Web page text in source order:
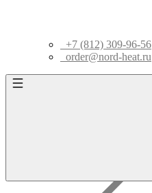
+7 (812) 309-96-56
order@nord-heat.ru